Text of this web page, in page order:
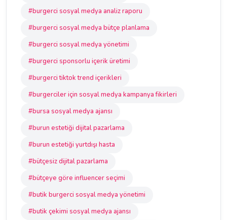
#burgerci sosyal medya analiz raporu
#burgerci sosyal medya bütçe planlama
#burgerci sosyal medya yönetimi
#burgerci sponsorlu içerik üretimi
#burgerci tiktok trend içerikleri
#burgerciler için sosyal medya kampanya fikirleri
#bursa sosyal medya ajansı
#burun estetiği dijital pazarlama
#burun estetiği yurtdışı hasta
#bütçesiz dijital pazarlama
#bütçeye göre influencer seçimi
#butik burgerci sosyal medya yönetimi
#butik çekimi sosyal medya ajansı